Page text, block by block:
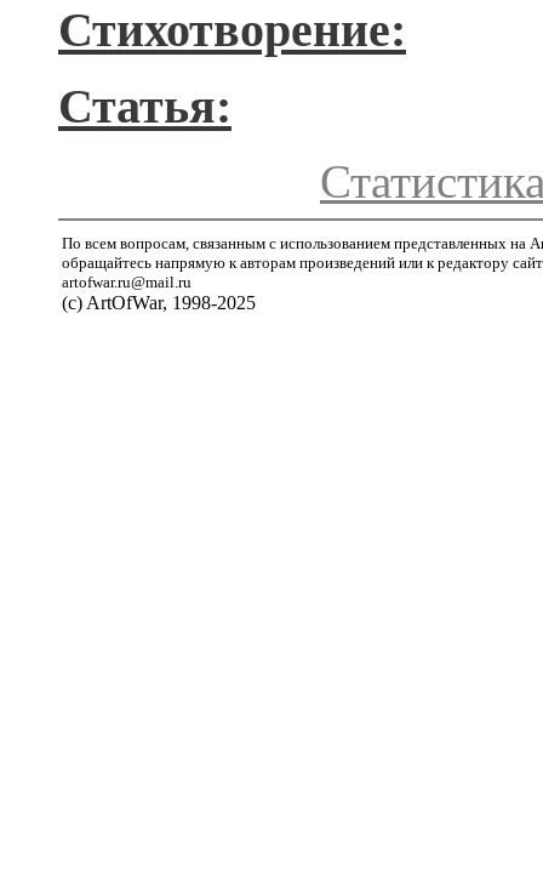
Стихотворение:
Статья:
По всем вопросам, связанным с использованием представленных на
обращайтесь напрямую к авторам произведений или к редактору
artofwar.ru@mail.ru
(с) ArtOfWar, 1998-2025